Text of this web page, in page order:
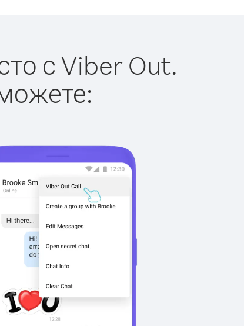
с Viber Out.